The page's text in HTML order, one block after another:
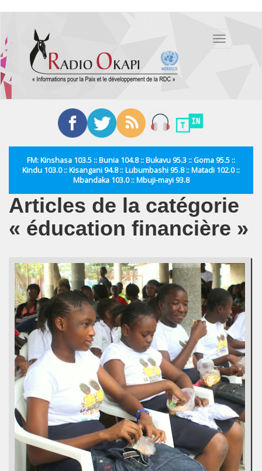
contenu
principal
Toggle
FM: Kinshasa 103.5 :: Bunia 104.8 :: Bukavu 95.3 :: Goma 95.5 ::
Kindu 103.0 :: Kisangani 94.8 :: Lubumbashi 95.8 :: Matadi 102.0 ::
Mbandaka 103.0 :: Mbuji-mayi 93.8
Articles de la catégorie
« éducation financière »